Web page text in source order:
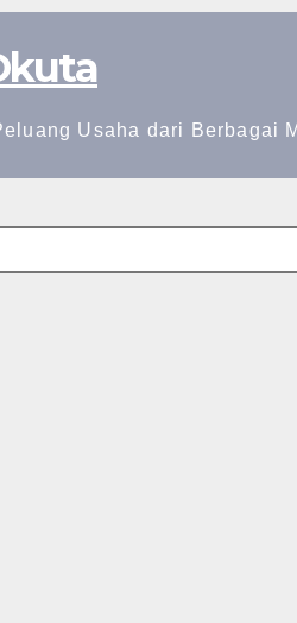
Usaha dari Berbagai